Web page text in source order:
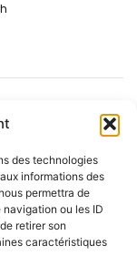
des technologies
informations des
permettra de
ou les ID
retirer son
caractéristiques
en-Bresse